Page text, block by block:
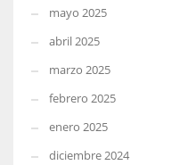
mayo 2025
abril 2025
marzo 2025
febrero 2025
enero 2025
diciembre 2024